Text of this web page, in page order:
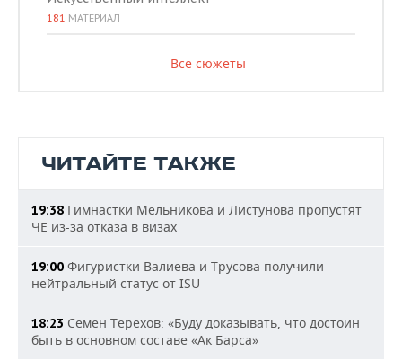
181 МАТЕРИАЛ
Все сюжеты
ЧИТАЙТЕ ТАКЖЕ
19:38 Гимнастки Мельникова и Листунова пропустят
ЧЕ из-за отказа в визах
19:00 Фигуристки Валиева и Трусова получили
нейтральный статус от ISU
18:23 Семен Терехов: «Буду доказывать, что достоин
быть в основном составе «Ак Барса»